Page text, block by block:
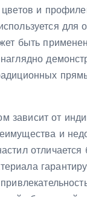
и
быть
от
и